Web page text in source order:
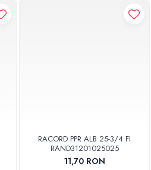
RACORD PPR ALB 25-3/4 FI
RAND31201025025
11,70 RON